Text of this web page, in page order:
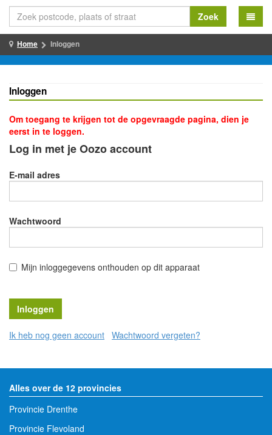
Zoek
Home Inloggen
Inloggen
Om toegang te krijgen tot de opgevraagde pagina, dien je
eerst in te loggen.
Log in met je Oozo account
E-mail adres
Wachtwoord
Mijn inloggegevens onthouden op dit apparaat
Ik heb nog geen account Wachtwoord vergeten?
Alles over de 12 provincies
Provincie Drenthe
Provincie Flevoland